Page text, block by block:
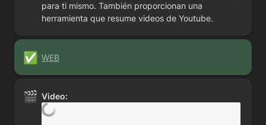
para ti mismo. También proporcionan una
herramienta que resume videos de Youtube.
✅ WEB
🎬 Video: